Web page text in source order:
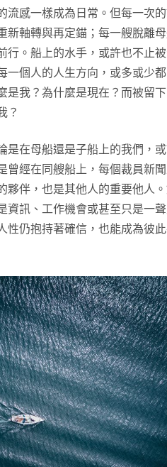
流感一樣成為日常。但每一次
新軸轉與再定錨；每一艘脫離
行。船上的水手，或許也不止
一個人的人生方向，或多或少
我？為什麼是現在？而被留
？
是在母船還是子船上的我們，
曾經在同艘船上，每個裁員新聞
夥伴，也是其他人的重要他人
資訊、工作機會或甚至只是一
性仍抱持著確信，也能成為彼